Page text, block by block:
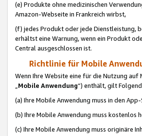
(e) Produkte ohne medizinischen
Amazon-Webseite in Frankreich wirbst,
(f) jedes Produkt oder jede Dienstleistung,
erhältst eine Warnung, wenn ein Produkt
Central ausgeschlossen ist.
Richtlinie für Mobile
Wenn Ihre Website eine für die Nutzung
„Mobile Anwendung“) enthält, gilt
(a) Ihre Mobile Anwendung muss in den
(b) Ihre Mobile Anwendung muss
(c) Ihre Mobile Anwendung muss originäre